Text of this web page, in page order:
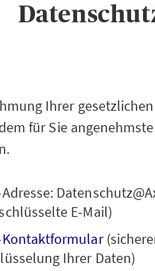
Ihrer
für Sie
E-Mail)
Kontaktformular
Ihrer Daten)